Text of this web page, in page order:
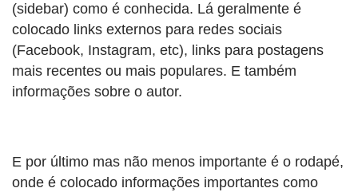
(sidebar) como é conhecida. Lá geralmente é
colocado links externos para redes sociais
(Facebook, Instagram, etc), links para postagens
mais recentes ou mais populares. E também
informações sobre o autor.
E por último mas não menos importante é o rodapé,
onde é colocado informações importantes como